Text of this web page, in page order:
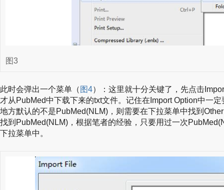
图3
此时会弹出一个菜单（ 图4）：这里就十分关键了，先点击
才从PubMed中下载下来的txt文件。记住在Import Option中一
地方默认的不是PubMed(NLM)，则需要在下拉菜单中找到
找到PubMed(NLM)，根据笔者的经验，只要用过一次
下拉菜单中。